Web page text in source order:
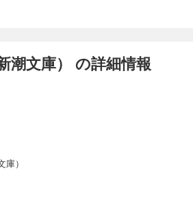
潮文庫） の詳細情報
）